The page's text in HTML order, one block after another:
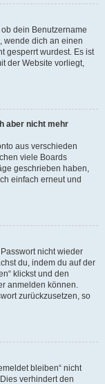
dein Benutzername
wende dich an einen
gesperrt wurdest. Es ist
der Website vorliegt,
aber nicht mehr
aus verschieden
viele Boards
geschrieben haben,
einfach erneut und
nicht wieder
du, indem du auf der
klickst und den
anmelden können.
zurückzusetzen, so
bleiben“ nicht
verhindert den